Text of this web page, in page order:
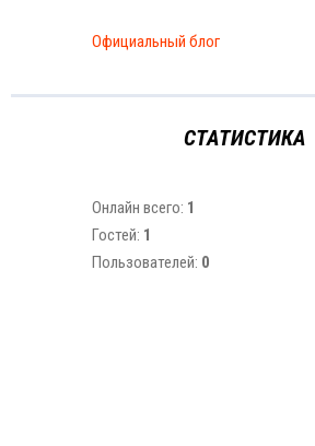
Официальный блог
СТАТИСТИКА
Онлайн всего: 1
Гостей: 1
Пользователей: 0